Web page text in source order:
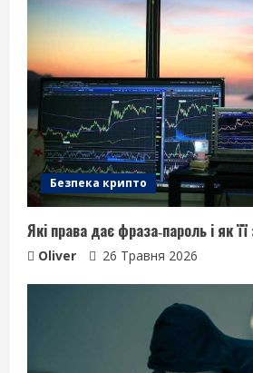
Безпека крипто
Які права дає фраза‑пароль і як
Oliver 26 Травня 2026